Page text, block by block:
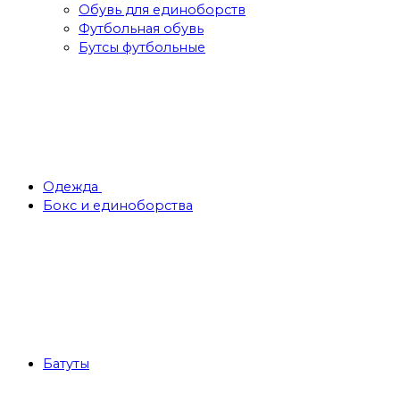
Обувь для единоборств
Футбольная обувь
Бутсы футбольные
Одежда
Бокс и единоборства
Батуты